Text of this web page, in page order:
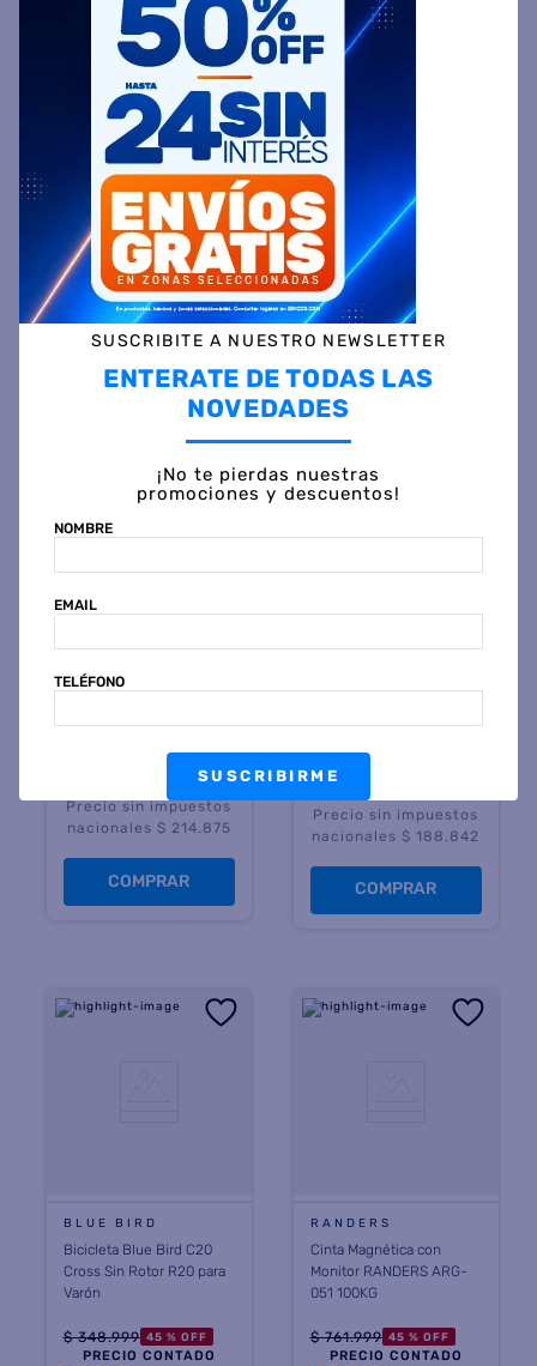
ARG-466 16KM-H 110KG
708.499 45 %OFF
PRECIO CONTADO
943.999
Precio sin impuestos
nacionales $ 780.164
COMPRAR
para niña Rodado 20
$ 361.
$199.999
Precio sin impuestos
nacionales $ 165.288
COMPRAR
Bicicleta R26 Dama Blue
$ 470.799 45 %OFF
$259.999
Precio sin impuestos
nacionales $ 214.875
COMPRAR
Varios Colores
$ 413.799 45 %OFF
Precio sin impuestos
nacionales $ 188.842
COMPRAR
BLUE BIRD
Bicicleta Blue Bird C20
Cross Sin Rotor R20 para
Varón
$ 348.999 45 % OFF
PRECIO CONTADO
RANDERS
Cinta Magnética con
Monitor RANDERS ARG-
051 100KG
$ 761.999 45 % OFF
PRECIO CONTADO
SUSCRIBITE A NUESTRO NEWSLETTER
ENTERATE DE TODAS LAS
NOVEDADES
¡No te pierdas nuestras
promociones y descuentos!
NOMBRE
EMAIL
TELÉFONO
SUSCRIBIRME